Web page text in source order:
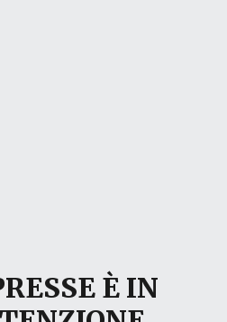
È IN